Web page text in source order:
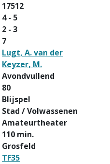
17512
4 - 5
2 - 3
7
Lugt, A. van der
Keyzer, M.
Avondvullend
80
Blijspel
Stad / Volwassenen
Amateurtheater
110 min.
Grosfeld
TF35